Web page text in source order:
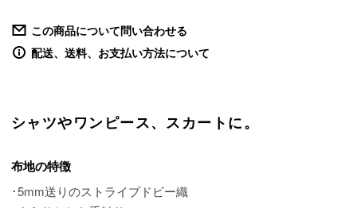
この商品について問い合わせる
配送、送料、お支払い方法について
シャツやワンピース、スカートに。
布地の特徴
･5mm送りのストライプドビー織